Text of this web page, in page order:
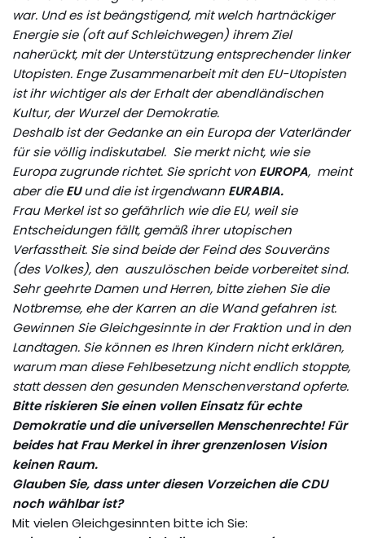
war. Und es ist beängstigend, mit welch hartnäckiger
Energie sie (oft auf Schleichwegen) ihrem Ziel
naherückt, mit der Unterstützung entsprechender linker
Utopisten. Enge Zusammenarbeit mit den EU-Utopisten
ist ihr wichtiger als der Erhalt der abendländischen
Kultur, der Wurzel der Demokratie.
Deshalb ist der Gedanke an ein Europa der Vaterländer
für sie völlig indiskutabel. Sie merkt nicht, wie sie
Europa zugrunde richtet. Sie spricht von EUROPA, meint
aber dieEUund die ist irgendwann EURABIA.
Frau Merkel ist so gefährlich wie die EU, weil sie
Entscheidungen fällt, gemäß ihrer utopischen
Verfasstheit. Sie sind beide der Feind des Souveräns
(des Volkes), den auszulöschen beide vorbereitet sind.
Sehr geehrte Damen und Herren, bitte ziehen Sie die
Notbremse, ehe der Karren an die Wand gefahren ist.
Gewinnen Sie Gleichgesinnte in der Fraktion und in den
Landtagen. Sie können es Ihren Kindern nicht erklären,
warum man diese Fehlbesetzung nicht endlich stoppte,
statt dessen den gesunden Menschenverstand opferte.
Bitte riskieren Sie einen vollen Einsatz für echte
Demokratie und die universellen Menschenrechte! Für
beides hat Frau Merkel in ihrer grenzenlosen Vision
keinen Raum.
Glauben Sie, dass unter diesen Vorzeichen die CDU
noch wählbar ist?
Mit vielen Gleichgesinnten bitte ich Sie: